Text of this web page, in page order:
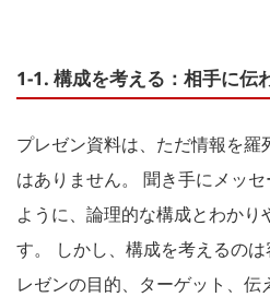
1-1. 構成を考える：相手に伝
プレゼン資料は、ただ情報を
はありません。 聞き手にメッ
ように、論理的な構成とわか
す。 しかし、構成を考えるの
レゼンの目的、ターゲット、伝